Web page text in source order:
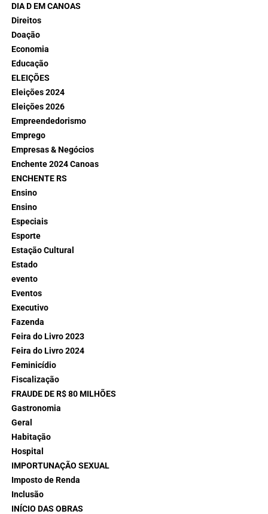
DIA D EM CANOAS
Direitos
Doação
Economia
Educação
ELEIÇÕES
Eleições 2024
Eleições 2026
Empreendedorismo
Emprego
Empresas & Negócios
Enchente 2024 Canoas
ENCHENTE RS
Ensino
Ensino
Especiais
Esporte
Estação Cultural
Estado
evento
Eventos
Executivo
Fazenda
Feira do Livro 2023
Feira do Livro 2024
Feminicídio
Fiscalização
FRAUDE DE R$ 80 MILHÕES
Gastronomia
Geral
Habitação
Hospital
IMPORTUNAÇÃO SEXUAL
Imposto de Renda
Inclusão
INÍCIO DAS OBRAS